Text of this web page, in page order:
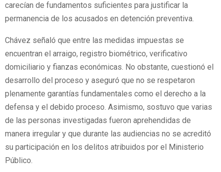
carecían de fundamentos suficientes para justificar la
permanencia de los acusados en detención preventiva.
Chávez señaló que entre las medidas impuestas se
encuentran el arraigo, registro biométrico, verificativo
domiciliario y fianzas económicas. No obstante, cuestionó el
desarrollo del proceso y aseguró que no se respetaron
plenamente garantías fundamentales como el derecho a la
defensa y el debido proceso. Asimismo, sostuvo que varias
de las personas investigadas fueron aprehendidas de
manera irregular y que durante las audiencias no se acreditó
su participación en los delitos atribuidos por el Ministerio
Público.